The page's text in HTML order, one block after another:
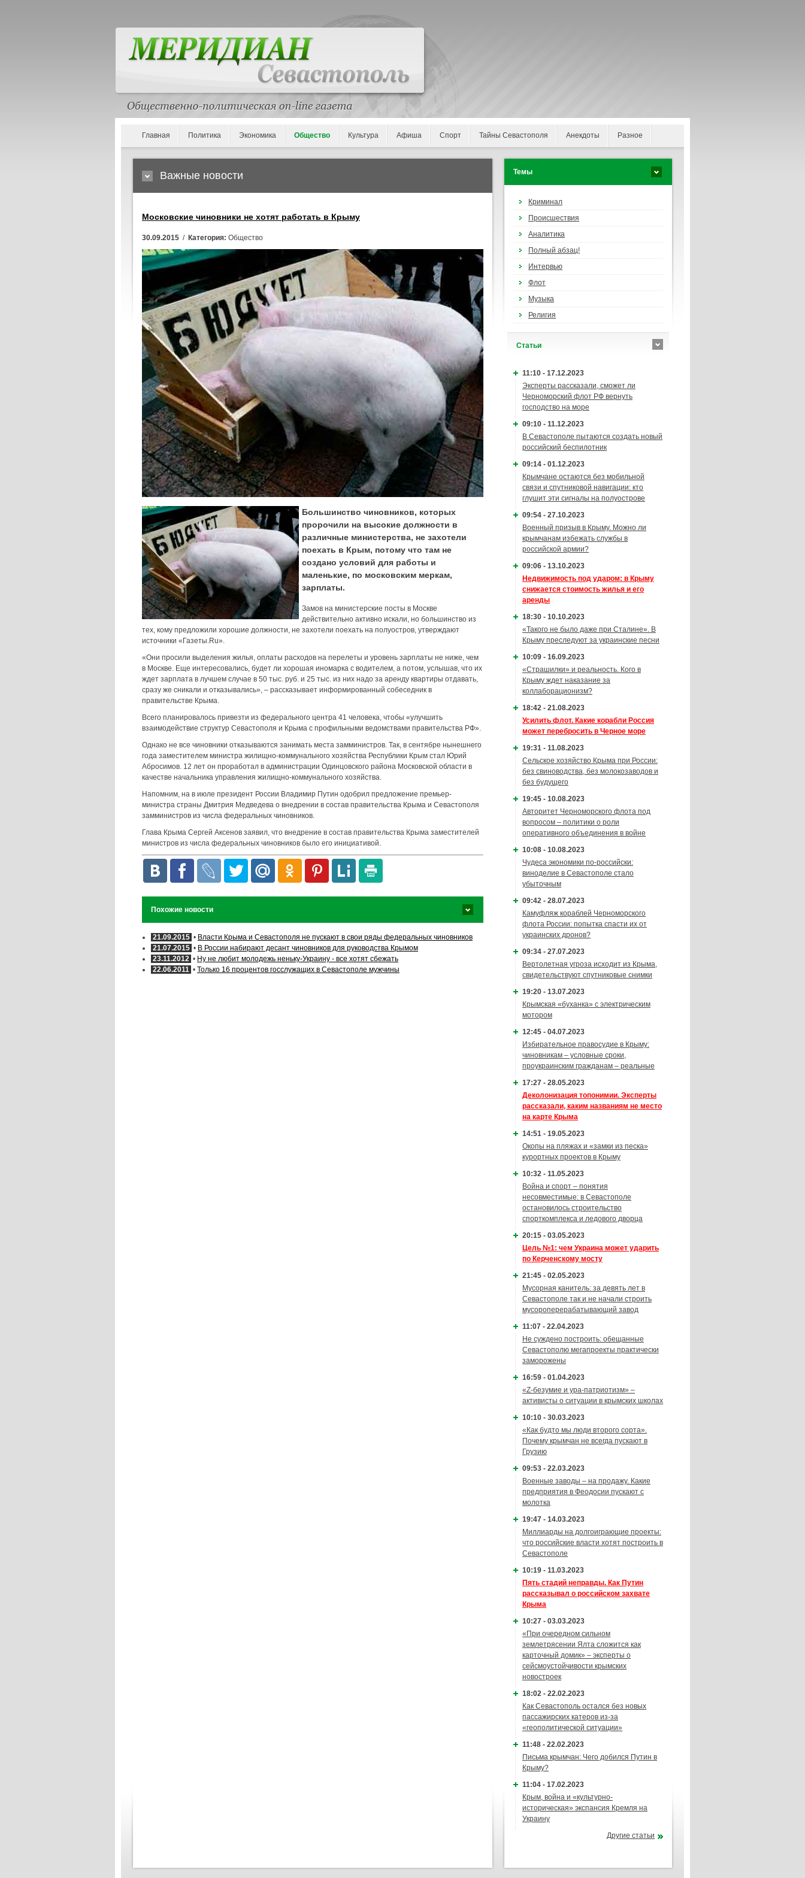
Главная Политика Экономика Общество Культура Афиша Спорт Тайны Севастополя Анекдоты Разное
Важные новости
Московские чиновники не хотят работать в Крыму
30.09.2015 / Категория: Общество
Большинство чиновников, которых
пророчили на высокие должности в
различные министерства, не захотели
поехать в Крым, потому что там не
создано условий для работы и
маленькие, по московским меркам,
зарплаты.
Замов на министерские посты в Москве
действительно активно искали, но большинство из
тех, кому предложили хорошие должности, не захотели поехать на полуостров, утверждают
источники «Газеты.Ru».
«Они просили выделения жилья, оплаты расходов на перелеты и уровень зарплаты не ниже, чем
в Москве. Еще интересовались, будет ли хорошая иномарка с водителем, а потом, услышав, что их
ждет зарплата в лучшем случае в 50 тыс. руб. и 25 тыс. из них надо за аренду квартиры отдавать,
сразу же сникали и отказывались», – рассказывает информированный собеседник в
правительстве Крыма.
Всего планировалось привезти из федерального центра 41 человека, чтобы «улучшить
взаимодействие структур Севастополя и Крыма с профильными ведомствами правительства РФ».
Однако не все чиновники отказываются занимать места замминистров. Так, в сентябре нынешнего
года заместителем министра жилищно-коммунального хозяйства Республики Крым стал Юрий
Абросимов. 12 лет он проработал в администрации Одинцовского района Московской области в
качестве начальника управления жилищно-коммунального хозяйства.
Напомним, на в июле президент России Владимир Путин одобрил предложение премьер-
министра страны Дмитрия Медведева о внедрении в состав правительства Крыма и Севастополя
замминистров из числа федеральных чиновников.
Глава Крыма Сергей Аксенов заявил, что внедрение в состав правительства Крыма заместителей
министров из числа федеральных чиновников было его инициативой.
Похожие новости
21.09.2015 • Власти Крыма и Севастополя не пускают в свои ряды федеральных чиновников
21.07.2015 • В России набирают десант чиновников для руководства Крымом
23.11.2012 • Ну не любит молодежь неньку-Украину - все хотят сбежать
22.06.2011 • Только 16 процентов госслужащих в Севастополе мужчины
Темы
Криминал
Происшествия
Аналитика
Полный абзац!
Интервью
Флот
Музыка
Религия
Cтатьи
11:10 - 17.12.2023
Эксперты рассказали, сможет ли
Черноморский флот РФ вернуть
господство на море
09:10 - 11.12.2023
В Севастополе пытаются создать новый
российский беспилотник
09:14 - 01.12.2023
Крымчане остаются без мобильной
связи и спутниковой навигации: кто
глушит эти сигналы на полуострове
09:54 - 27.10.2023
Военный призыв в Крыму. Можно ли
крымчанам избежать службы в
российской армии?
09:06 - 13.10.2023
Недвижимость под ударом: в Крыму
снижается стоимость жилья и его
аренды
18:30 - 10.10.2023
«Такого не было даже при Сталине». В
Крыму преследуют за украинские песни
10:09 - 16.09.2023
«Страшилки» и реальность. Кого в
Крыму ждет наказание за
коллаборационизм?
18:42 - 21.08.2023
Усилить флот. Какие корабли Россия
может перебросить в Черное море
19:31 - 11.08.2023
Сельское хозяйство Крыма при России:
без свиноводства, без молокозаводов и
без будущего
19:45 - 10.08.2023
Авторитет Черноморского флота под
вопросом – политики о роли
оперативного объединения в войне
10:08 - 10.08.2023
Чудеса экономики по-российски:
виноделие в Севастополе стало
убыточным
09:42 - 28.07.2023
Камуфляж кораблей Черноморского
флота России: попытка спасти их от
украинских дронов?
09:34 - 27.07.2023
Вертолетная угроза исходит из Крыма,
свидетельствуют спутниковые снимки
19:20 - 13.07.2023
Крымская «буханка» с электрическим
мотором
12:45 - 04.07.2023
Избирательное правосудие в Крыму:
чиновникам – условные сроки,
проукраинским гражданам – реальные
17:27 - 28.05.2023
Деколонизация топонимии. Эксперты
рассказали, каким названиям не место
на карте Крыма
14:51 - 19.05.2023
Окопы на пляжах и «замки из песка»
курортных проектов в Крыму
10:32 - 11.05.2023
Война и спорт – понятия
несовместимые: в Севастополе
остановилось строительство
спорткомплекса и ледового дворца
20:15 - 03.05.2023
Цель №1: чем Украина может ударить
по Керченскому мосту
21:45 - 02.05.2023
Мусорная канитель: за девять лет в
Севастополе так и не начали строить
мусороперерабатывающий завод
11:07 - 22.04.2023
Не суждено построить: обещанные
Севастополю мегапроекты практически
заморожены
16:59 - 01.04.2023
«Z-безумие и ура-патриотизм» –
активисты о ситуации в крымских школах
10:10 - 30.03.2023
«Как будто мы люди второго сорта».
Почему крымчан не всегда пускают в
Грузию
09:53 - 22.03.2023
Военные заводы – на продажу. Какие
предприятия в Феодосии пускают с
молотка
19:47 - 14.03.2023
Миллиарды на долгоиграющие проекты:
что российские власти хотят построить в
Севастополе
10:19 - 11.03.2023
Пять стадий неправды. Как Путин
рассказывал о российском захвате
Крыма
10:27 - 03.03.2023
«При очередном сильном
землетрясении Ялта сложится как
карточный домик» – эксперты о
сейсмоустойчивости крымских
новостроек
18:02 - 22.02.2023
Как Севастополь остался без новых
пассажирских катеров из-за
«геополитической ситуации»
11:48 - 22.02.2023
Письма крымчан: Чего добился Путин в
Крыму?
11:04 - 17.02.2023
Крым, война и «культурно-
историческая» экспансия Кремля на
Украину
Другие статьи